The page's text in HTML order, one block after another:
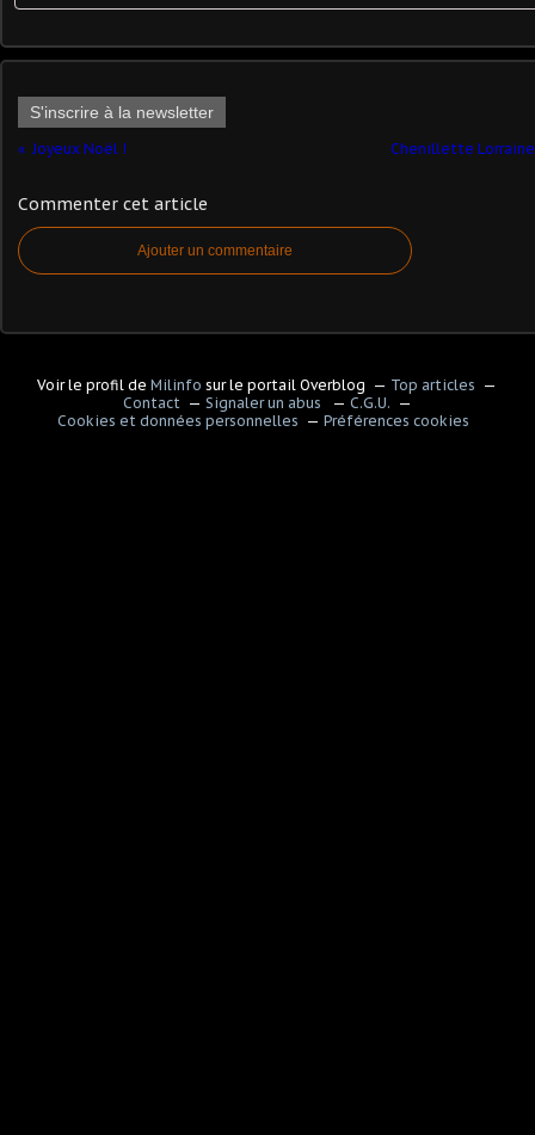
S'inscrire à la newsletter
Joyeux Noël ! Chenillette Lorraine
Commenter cet article
Ajouter un commentaire
Voir le profil deMilinfo sur le portail Overblog
Top articles
Contact
Signaler un abus
C.G.U.
Cookies et données personnelles
Préférences cookies